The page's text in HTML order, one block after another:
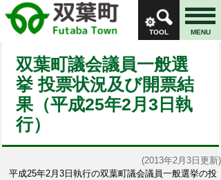
TOOL MENU
双葉町議会議員一般選
挙 投票状況及び開票結
果（平成25年2月3日執
行）
(2013年2月3日更新)
平成25年2月3日執行の双葉町議会議員一般選挙の投